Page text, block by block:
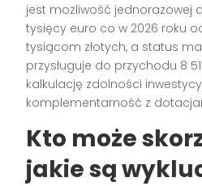
jest możliwość jednorazowej
tysięcy euro co w 2026 roku
tysiącom złotych, a status
przysługuje do przychodu 8
kalkulację zdolności
komplementarność z
Kto może
jakie są